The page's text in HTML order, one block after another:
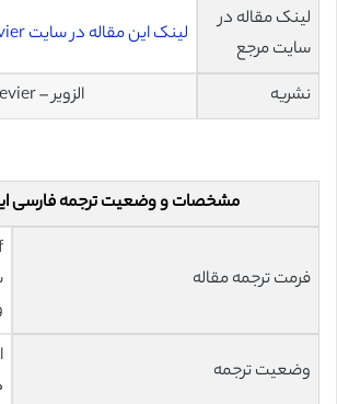
لینک مقاله در
سایت مرجع
لینک این مقاله در سایت Elsevier
نشریه الزویر – Elsevier
مشخصات و وضعیت ترجمه فارسی
فرمت ترجمه مقاله
وضعیت ترجمه